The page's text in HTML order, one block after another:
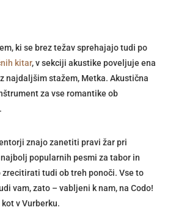
ki se brez težav sprehajajo tudi po
kitar, v sekciji akustike poveljuje ena
najdaljšim stažem, Metka. Akustična
za vse romantike ob
znajo zanetiti pravi žar pri
popularnih pesmi za tabor in
zrecitirati tudi ob treh ponoči. Vse to
vam, zato – vabljeni k nam, na Codo!
v Vurberku.